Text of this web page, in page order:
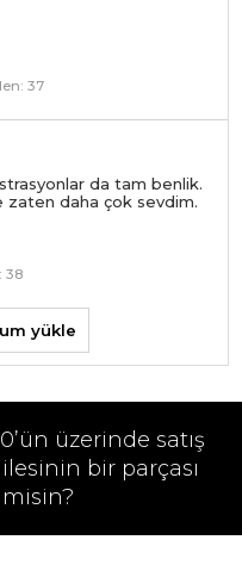
37
da tam benlik.
zaten daha çok sevdim.
38
yükle
üzerinde satış
bir parçası